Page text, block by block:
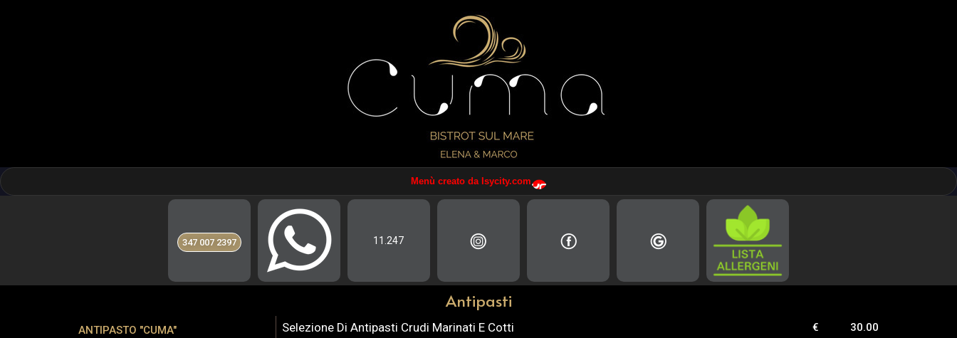
Menù creato da Isycity.com
347 007 2397 11.247
Antipasti
ANTIPASTO "CUMA" Selezione Di Antipasti Crudi Marinati E Cotti € 30.00